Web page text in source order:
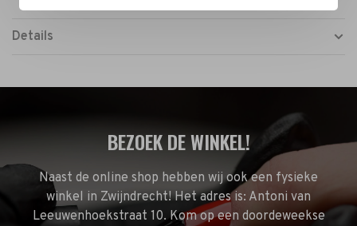
Details
BEZOEK DE WINKEL!
Naast de online shop hebben wij ook een fysieke
winkel in Zwijndrecht! Het adres is: Antoni van
Leeuwenhoekstraat 10. Kom op een doordeweekse